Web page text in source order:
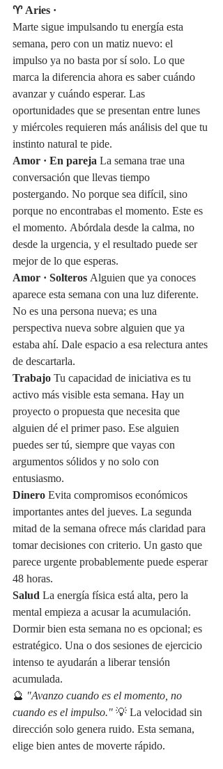
♈ Aries ·
Marte sigue impulsando tu energía esta
semana, pero con un matiz nuevo: el
impulso ya no basta por sí solo. Lo que
marca la diferencia ahora es saber cuándo
avanzar y cuándo esperar. Las
oportunidades que se presentan entre lunes
y miércoles requieren más análisis del que tu
instinto natural te pide.
Amor · En pareja La semana trae una
conversación que llevas tiempo
postergando. No porque sea difícil, sino
porque no encontrabas el momento. Este es
el momento. Abórdala desde la calma, no
desde la urgencia, y el resultado puede ser
mejor de lo que esperas.
Amor · Solteros Alguien que ya conoces
aparece esta semana con una luz diferente.
No es una persona nueva; es una
perspectiva nueva sobre alguien que ya
estaba ahí. Dale espacio a esa relectura antes
de descartarla.
Trabajo Tu capacidad de iniciativa es tu
activo más visible esta semana. Hay un
proyecto o propuesta que necesita que
alguien dé el primer paso. Ese alguien
puedes ser tú, siempre que vayas con
argumentos sólidos y no solo con
entusiasmo.
Dinero Evita compromisos económicos
importantes antes del jueves. La segunda
mitad de la semana ofrece más claridad para
tomar decisiones con criterio. Un gasto que
parece urgente probablemente puede esperar
48 horas.
Salud La energía física está alta, pero la
mental empieza a acusar la acumulación.
Dormir bien esta semana no es opcional; es
estratégico. Una o dos sesiones de ejercicio
intenso te ayudarán a liberar tensión
acumulada.
🔮 "Avanzo cuando es el momento, no
cuando es el impulso." 💡 La velocidad sin
dirección solo genera ruido. Esta semana,
elige bien antes de moverte rápido.